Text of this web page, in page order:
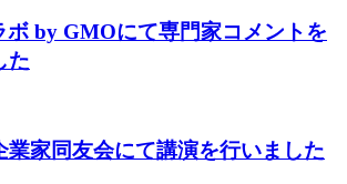
ボ by GMOにて専門家コメントを
た
業家同友会にて講演を行いました